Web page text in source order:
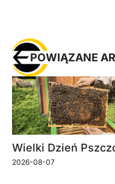
POWIĄZANE
Wielki Dzień
2026-08-07